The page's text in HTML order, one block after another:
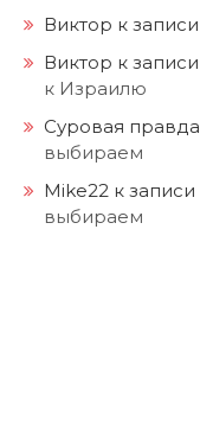
Виктор к записи
Виктор к записи
к Израилю
Суровая правда
выбираем
Mike22 к записи
выбираем